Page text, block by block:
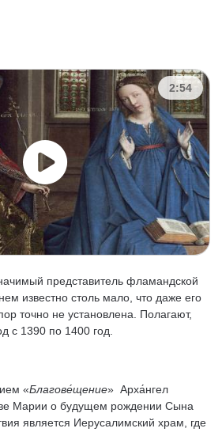
2:54
представитель фламандской
известно столь мало, что даже его
точно не установлена. Полагают,
с 1390 по 1400 год.
«Благове́щение» Арха́нгел
Марии о будущем рождении Сына
является Иерусалимский храм, где